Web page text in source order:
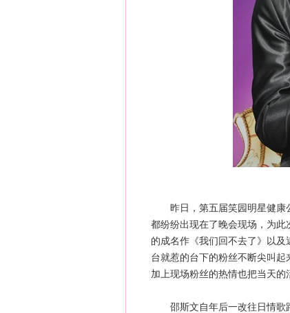
昨日，第五届笑园明星健康公
都纷纷出现在了晚会现场，为此
的成名作《我们回不去了》以
台就惹的台下的粉丝不断尖叫
加上现场粉丝的热情也把当天的
邵斯文自年后一改往日情歌